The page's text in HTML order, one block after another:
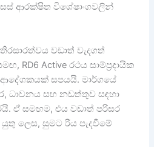
ආරක්ෂිත විශේෂාංගවලින්
වඩාත් වැදගත්
RD6 Active රථය සාම්ප්‍රදායික
ආදේශකයක් සපයයි. මාර්ගයේ
ධාවනය සහ නඩත්තුව සඳහා
ඒ සමඟම, එය වඩාත් පරිසර
ලෙස, සුමට රිය පැදවීමේ